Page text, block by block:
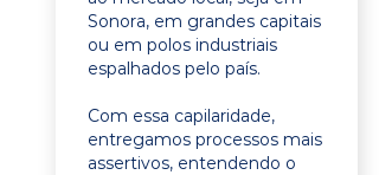
Sonora, em grandes capitais
ou em polos industriais
espalhados pelo país.
Com essa capilaridade,
entregamos processos mais
assertivos, entendendo o